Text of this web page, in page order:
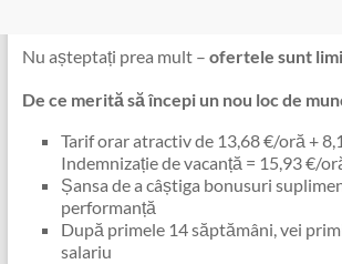
Nu așteptați prea mult – ofertele sunt
De ce merită să începi un nou loc de
Tarif orar atractiv de 13,68 €/oră ︁︀​︂︃︃​︁︂︇​︁︂︈​​​​​​+
Indemnizație de vacanță = 15,93 €/
Șansa de a câștiga bonusuri
performanță
După primele 14 săptămâni, vei
salariu